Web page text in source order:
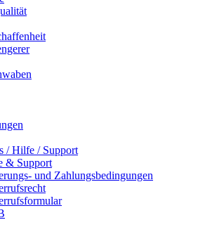
/ Hilfe / Support
& Support
und Zahlungsbedingungen